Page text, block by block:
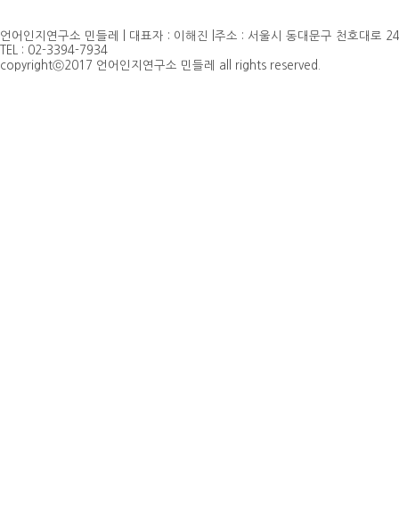
언어인지연구소 민들레 | 대표자 : 이해진 |주소 : 서울시 동대문구 천호대로
TEL : 02-3394-7934
copyrightⓒ2017 언어인지연구소 민들레 all rights reserved.